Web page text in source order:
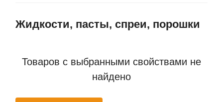
Жидкости, пасты, спреи, порошки
Товаров с выбранными свойствами не
найдено